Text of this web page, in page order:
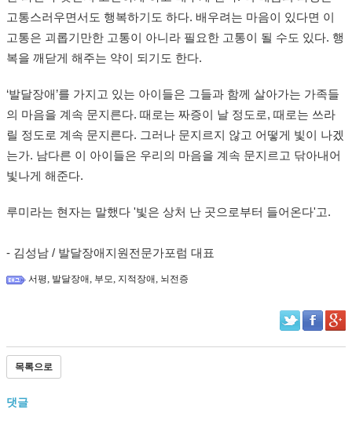
고통스러우면서도 행복하기도 하다. 배우려는 마음이 있다면 이
고통은 괴롭기만한 고통이 아니라 필요한 고통이 될 수도 있다. 행
복을 깨닫게 해주는 약이 되기도 한다.
‘발달장애’를 가지고 있는 아이들은 그들과 함께 살아가는 가족들
의 마음을 계속 문지른다. 때로는 짜증이 날 정도로, 때로는 쓰라
릴 정도로 계속 문지른다. 그러나 문지르지 않고 어떻게 빛이 나겠
는가. 남다른 이 아이들은 우리의 마음을 계속 문지르고 닦아내어
빛나게 해준다.
루미라는 현자는 말했다 '빛은 상처 난 곳으로부터 들어온다'고.
- 김성남 / 발달장애지원전문가포럼 대표
서평, 발달장애, 부모, 지적장애, 뇌전증
목록으로
댓글